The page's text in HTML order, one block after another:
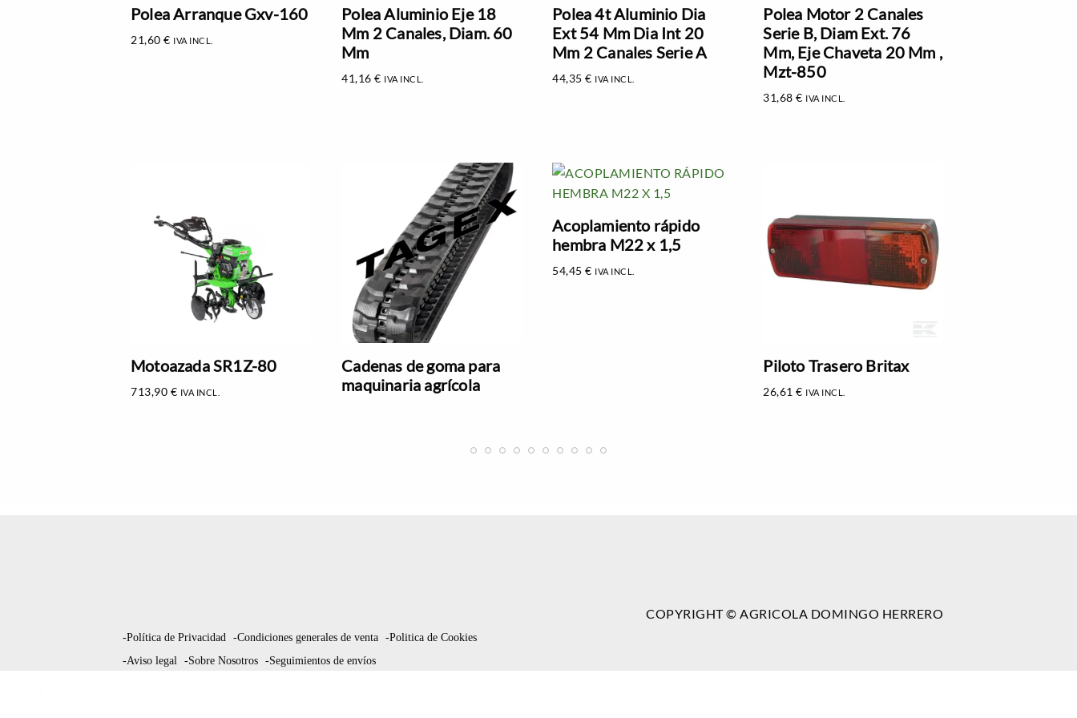
Polea Arranque Gxv-160
21,60 € IVA INCL.
Polea Aluminio Eje 18
Mm 2 Canales, Diam. 60
Mm
41,16€ IVA INCL.
Polea 4t Aluminio Dia
Ext 54 Mm Dia Int 20
Mm 2 Canales Serie A
44,35€ IVA INCL.
Polea Motor 2 Canales
Serie B, Diam Ext. 76
Mm, Eje Chaveta 20 Mm ,
Mzt-850
31,68€ IVA INCL.
Motoazada SR1Z-80
713,90 € IVA INCL.
Cadenas de goma para
maquinaria agrícola
Acoplamiento rápido
hembra M22 x 1,5
54,45€ IVA INCL.
Piloto Trasero Britax
26,61€ IVA INCL.
-Política de Privacidad -Condiciones generales de venta -Politica de Cookies
-Aviso legal -Sobre Nosotros -Seguimientos de envíos
COPYRIGHT © AGRICOLA DOMINGO HERRERO